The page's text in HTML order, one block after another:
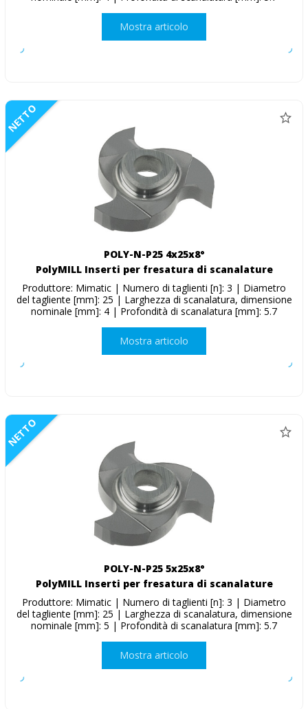
Mostra articolo
NETTO
POLY-N-P25 4x25x8°
PolyMILL Inserti per fresatura di scanalature
Produttore: Mimatic | Numero di taglienti [n]: 3 | Diametro
del tagliente [mm]: 25 | Larghezza di scanalatura, dimensione
nominale [mm]: 4 | Profondità di scanalatura [mm]: 5.7
Mostra articolo
NETTO
POLY-N-P25 5x25x8°
PolyMILL Inserti per fresatura di scanalature
Produttore: Mimatic | Numero di taglienti [n]: 3 | Diametro
del tagliente [mm]: 25 | Larghezza di scanalatura, dimensione
nominale [mm]: 5 | Profondità di scanalatura [mm]: 5.7
Mostra articolo